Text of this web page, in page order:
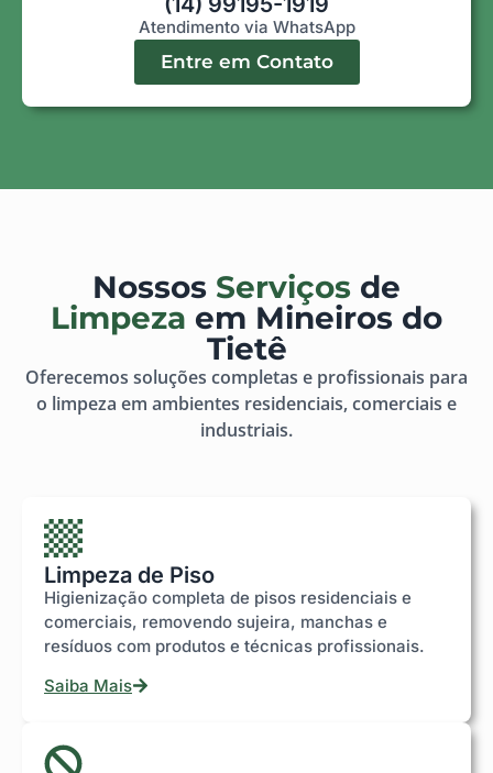
Atendimento via WhatsApp
Entre em Contato
Nossos Serviços de
Limpeza em Mineiros do
Tietê
Oferecemos soluções completas e profissionais para
o limpeza em ambientes residenciais, comerciais e
industriais.
Limpeza de Piso
Higienização completa de pisos residenciais e
comerciais, removendo sujeira, manchas e
resíduos com produtos e técnicas profissionais.
Saiba Mais